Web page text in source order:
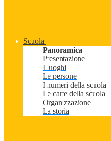
Scuola
Panoramica
Presentazione
I luoghi
Le persone
I numeri della scuola
Le carte della scuola
Organizzazione
La storia